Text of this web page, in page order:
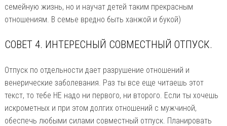
семейную жизнь, но и научат детей таким прекрасным
отношениям. В семье вредно быть ханжой и букой)
СОВЕТ 4. ИНТЕРЕСНЫЙ СОВМЕСТНЫЙ ОТПУСК.
Отпуск по отдельности дает разрушение отношений и
венерические заболевания. Раз ты все еще читаешь этот
текст, то тебе НЕ надо ни первого, ни второго. Если ты хочешь
искрометных и при этом долгих отношений с мужчиной,
обеспечь любыми силами совместный отпуск. Планировать